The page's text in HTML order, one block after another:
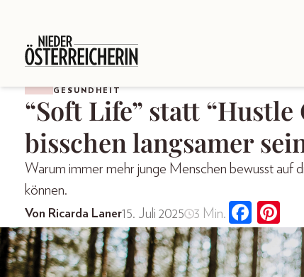
GESUNDHEIT
“Soft Life” statt
bisschen langsamer
Warum immer mehr junge Menschen bewusst auf
können.
Von Ricarda Laner15. Juli 2025 3 Min.